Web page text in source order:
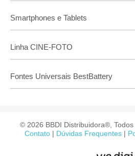
Smartphones e Tablets
Linha CINE-FOTO
Fontes Universais BestBattery
© 2026 BBDI Distribuidora®,
Contato | Dúvidas Frequentes |